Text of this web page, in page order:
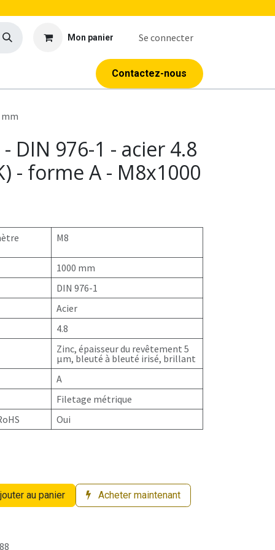
Mon panier Se connecter
FormationsContactez-nous
mm
DIN 976-1 - acier 4.8
- forme A - M8x1000
M8
1000 mm
DIN 976-1
Acier
4.8
Zinc, épaisseur du revêtement 5
µm, bleuté à bleuté irisé, brillant
A
Filetage métrique
Oui
au panier Acheter maintenant